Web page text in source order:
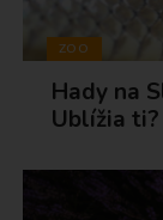
ZOO
Hady na
Ublížia ti?